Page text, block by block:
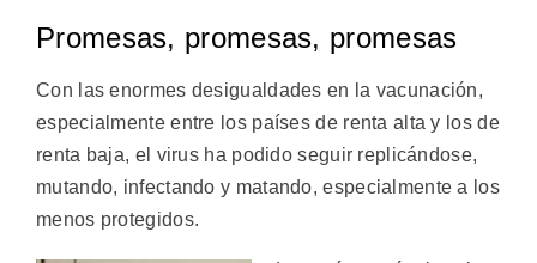
Promesas, promesas, promesas
Con las enormes desigualdades en la vacunación,
especialmente entre los países de renta alta y los de
renta baja, el virus ha podido seguir replicándose,
mutando, infectando y matando, especialmente a los
menos protegidos.